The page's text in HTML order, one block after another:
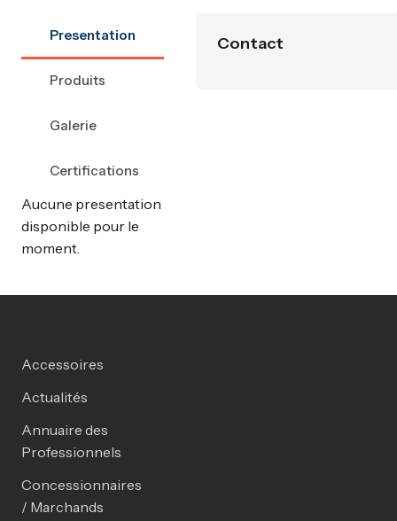
Presentation
Produits
Galerie
Certifications
Aucune presentation
disponible pour le
moment.
Contact
Accessoires
Actualités
Annuaire des
Professionnels
Concessionnaires
/ Marchands